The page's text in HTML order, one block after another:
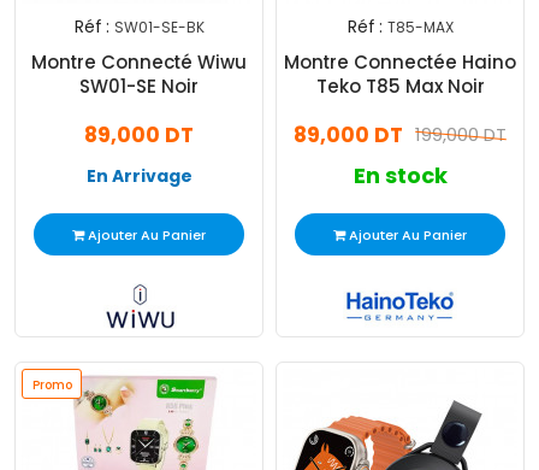
Réf : SW01-SE-BK
Montre Connecté Wiwu
SW01-SE Noir
89,000 DT
En Arrivage
Ajouter Au Panier
Réf : T85-MAX
Montre Connectée Haino
Teko T85 Max Noir
199,000 DT
89,000 DT
En stock
Ajouter Au Panier
Promo